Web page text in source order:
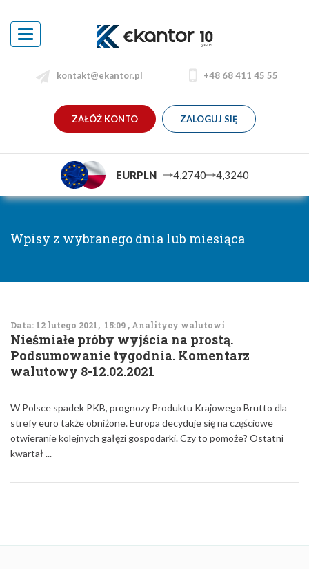
Toggle
navigation
kontakt@ekantor.pl +48 68 411 45 55
ZAŁÓŻ KONTO ZALOGUJ SIĘ
EURPLN 4,2740 4,3240
Wpisy z wybranego dnia lub miesiąca
Data: 12 lutego 2021, 15:09 , Analitycy walutowi
Nieśmiałe próby wyjścia na prostą.
Podsumowanie tygodnia. Komentarz
walutowy 8-12.02.2021
W Polsce spadek PKB, prognozy Produktu Krajowego Brutto dla
strefy euro także obniżone. Europa decyduje się na częściowe
otwieranie kolejnych gałęzi gospodarki. Czy to pomoże? Ostatni
kwartał ...